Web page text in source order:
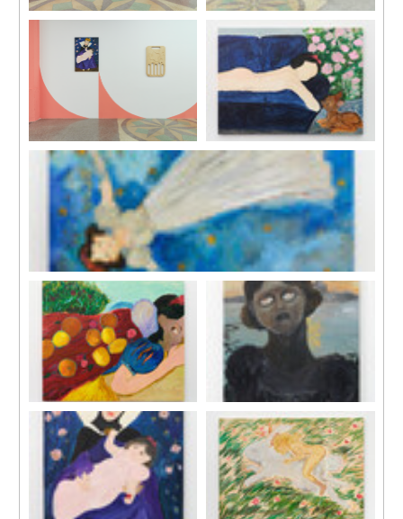
展覽現場，「水母之源」，天
圖片致謝藝術家與天線空間，
攝影：陳俊立，郭奕辰。
展覽現場，「水母之源」，天
線空間，上海，中國，
2022。
圖片致謝藝術家與天線空間，
攝影：陳俊立，郭奕辰。
展覽現場，「水母之源」，天
線空間，上海，中國，
2022。
圖片致謝藝術家與天線空間，
攝影：陳俊立，郭奕辰。
《在家中》，2021
布面丙烯
《昏迷並下墜中的白雪》，2021
布面丙烯
117.5 x 204 cm
《逃跑時絆倒在地的白雪》，
2021
布面丙烯
99 x 116 cm
《遠離家園的白雪》，2021
布面丙烯
102 x 67 cm